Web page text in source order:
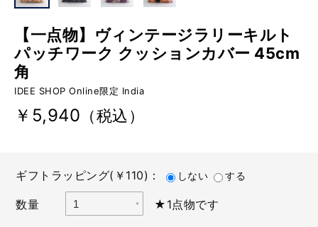
【一点物】ヴィンテージラリーキルト
パッチワーク クッションカバー 45cm
角
IDEE SHOP Online限定 India
￥5,940 （税込）
ギフトラッピング(￥110)： しない する
数量 ★1点物です